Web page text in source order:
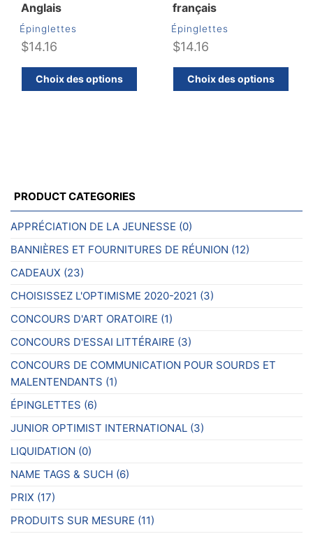
Anglais
Épinglettes
$14.16
Choix des options
choisies
la
du
français
Épinglettes
$14.16
Choix des options
PRODUCT CATEGORIES
APPRÉCIATION DE LA JEUNESSE (0)
BANNIÈRES ET FOURNITURES DE RÉUNION (12)
CADEAUX (23)
CHOISISSEZ L'OPTIMISME 2020-2021 (3)
CONCOURS D'ART ORATOIRE (1)
CONCOURS D'ESSAI LITTÉRAIRE (3)
CONCOURS DE COMMUNICATION POUR SOURDS ET
MALENTENDANTS (1)
ÉPINGLETTES (6)
JUNIOR OPTIMIST INTERNATIONAL (3)
LIQUIDATION (0)
NAME TAGS & SUCH (6)
PRIX (17)
PRODUITS SUR MESURE (11)